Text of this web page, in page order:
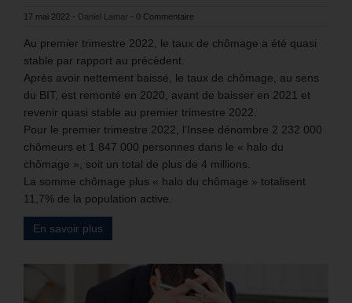
17 mai 2022 - Daniel Lamar - 0 Commentaire
Au premier trimestre 2022, le taux de chômage a été quasi
stable par rapport au précèdent.
Après avoir nettement baissé, le taux de chômage, au sens
du BIT, est remonté en 2020, avant de baisser en 2021 et
revenir quasi stable au premier trimestre 2022.
Pour le premier trimestre 2022, l’Insee dénombre 2 232 000
chômeurs et 1 847 000 personnes dans le « halo du
chômage », soit un total de plus de 4 millions.
La somme chômage plus « halo du chômage » totalisent
11,7% de la population active.
En savoir plus